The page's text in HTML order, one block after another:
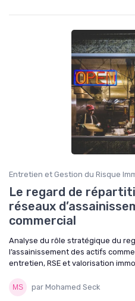
Entretien et Gestion du Risque
Le regard de
réseaux
commercial
Analyse du rôle stratégique du
l’assainissement des actifs
entretien, RSE et valorisation
par Mohamed Seck